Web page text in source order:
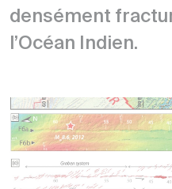
densément
l’Océan Indien.